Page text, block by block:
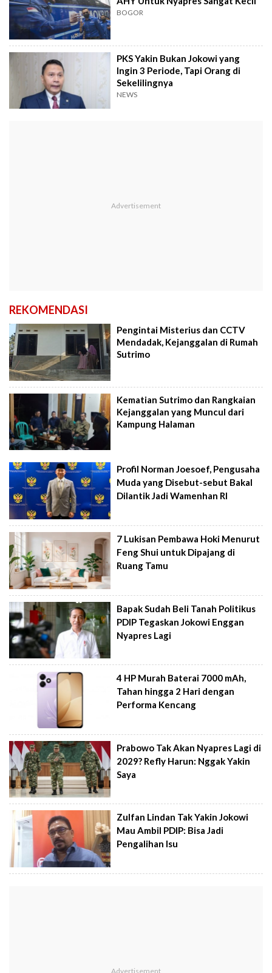
BOGOR
PKS Yakin Bukan Jokowi yang
Ingin 3 Periode, Tapi Orang di
Sekelilingnya
NEWS
REKOMENDASI
Pengintai Misterius dan CCTV
Mendadak, Kejanggalan di Rumah
Sutrimo
Kematian Sutrimo dan Rangkaian
Kejanggalan yang Muncul dari
Kampung Halaman
Profil Norman Joesoef, Pengusaha
Muda yang Disebut-sebut Bakal
Dilantik Jadi Wamenhan RI
7 Lukisan Pembawa Hoki Menurut
Feng Shui untuk Dipajang di
Ruang Tamu
Bapak Sudah Beli Tanah Politikus
PDIP Tegaskan Jokowi Enggan
Nyapres Lagi
4 HP Murah Baterai 7000 mAh,
Tahan hingga 2 Hari dengan
Performa Kencang
Prabowo Tak Akan Nyapres Lagi di
2029? Refly Harun: Nggak Yakin
Saya
Zulfan Lindan Tak Yakin Jokowi
Mau Ambil PDIP: Bisa Jadi
Pengalihan Isu